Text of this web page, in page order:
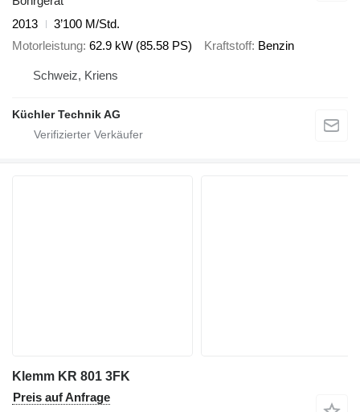
2013
3’100 M/Std.
Motorleistung 62.9 kW (85.58 PS) Kraftstoff Benzin
Schweiz, Kriens
Küchler Technik AG
Klemm KR 801 3FK
Preis auf Anfrage